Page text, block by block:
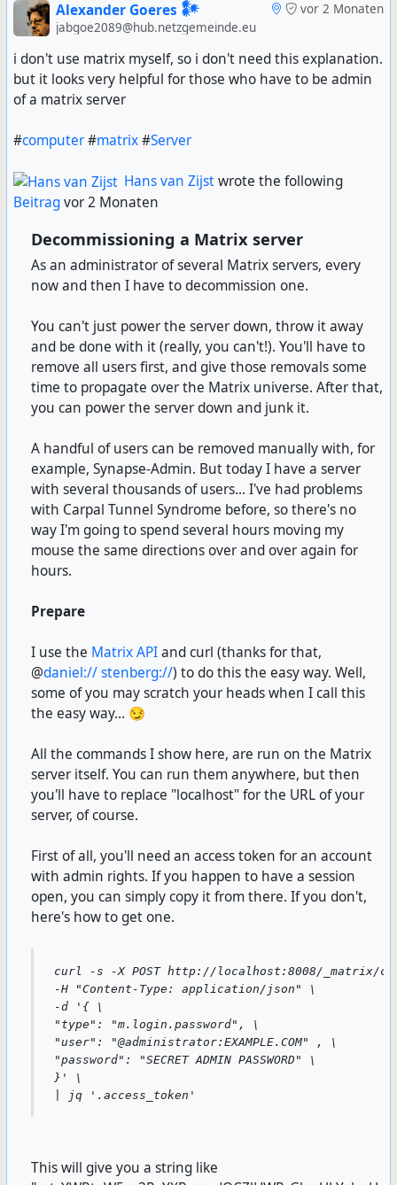
vor 2 Monaten
Alexander Goeres 𒀯
jabgoe2089@hub.netzgemeinde.eu
i don't use matrix myself, so i don't need this explanation.
but it looks very helpful for those who have to be admin
of a matrix server
#computer#matrix#Server
Hans van Zijstwrote the following
Beitragvor 2 Monaten
Decommissioning a Matrix server
As an administrator of several Matrix servers, every
now and then I have to decommission one.
You can't just power the server down, throw it away
and be done with it (really, you can't!). You'll have to
remove all users first, and give those removals some
time to propagate over the Matrix universe. After that,
you can power the server down and junk it.
A handful of users can be removed manually with, for
example, Synapse-Admin. But today I have a server
with several thousands of users... I've had problems
with Carpal Tunnel Syndrome before, so there's no
way I'm going to spend several hours moving my
mouse the same directions over and over again for
hours.
Prepare
I use the Matrix APIand curl (thanks for that,
@daniel:// stenberg://) to do this the easy way. Well,
some of you may scratch your heads when I call this
the easy way... 😏
All the commands I show here, are run on the Matrix
server itself. You can run them anywhere, but then
you'll have to replace "localhost" for the URL of your
server, of course.
First of all, you'll need an access token for an account
with admin rights. If you happen to have a session
open, you can simply copy it from there. If you don't,
here's how to get one.
curl -s -X POST http://localhost:8008/
-H "Content-Type: application/json" \
-d '{ \
"type": "m.login.password", \
"user": "@administrator:EXAMPLE.COM" , \
"password": "SECRET ADMIN PASSWORD" \
}' \
| jq '.access_token'
This will give you a string like